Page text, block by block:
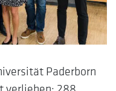
Paderborn